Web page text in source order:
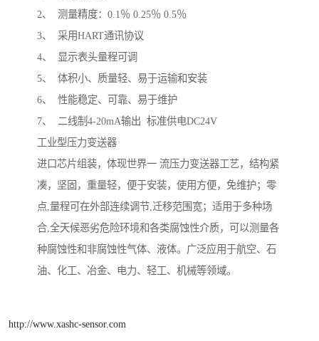
2、 测量精度：0.1％ 0.25％ 0.5％
3、 采用HART通讯协议
4、 显示表头量程可调
5、 体积小、质量轻、易于运输和安装
6、 性能稳定、可靠、易于维护
7、 二线制4-20mA输出 标准供电DC24V
工业型压力变送器
进口芯片组装，体现世界一 流压力变送器工艺，结构紧
凑，坚固，重量轻，便于安装，使用方便，免维护；零
点,量程可在外部连续调节,迁移范围宽；适用于多种场
合,全天候恶劣危险环境和各类腐蚀性介质，可以测量各
种腐蚀性和非腐蚀性气体、液体。广泛应用于航空、石
油、化工、冶金、电力、轻工、机械等领域。
http://www.xashc-sensor.com